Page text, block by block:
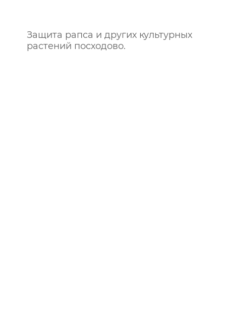
Защита рапса и других культурных
растений посходово.